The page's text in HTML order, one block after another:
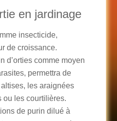
en jardinage
insecticide,
de croissance.
d’orties comme moyen
permettra de
les araignées
ou les courtilières.
de purin dilué à